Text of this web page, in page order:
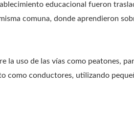
educacional fueron
comuna, donde aprendieron
la uso de las vías como peatones,
como conductores, utilizando